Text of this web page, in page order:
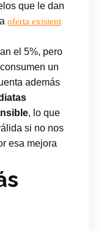
que le dan
oferta existent
el 5%, pero
un
además
, lo que
si no nos
esa mejora